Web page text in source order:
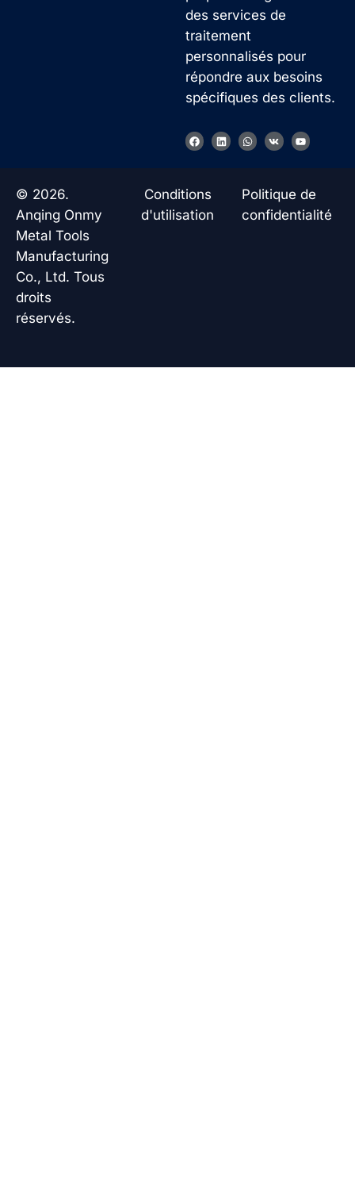
des services de
traitement
personnalisés pour
répondre aux besoins
spécifiques des clients.
F
a
o
k
L
i
W
h
a
p
V
k
Y
o
e
© 2026.
Anqing Onmy
Metal Tools
Manufacturing
Co., Ltd. Tous
droits
réservés.
Conditions
d'utilisation
Politique de
confidentialité